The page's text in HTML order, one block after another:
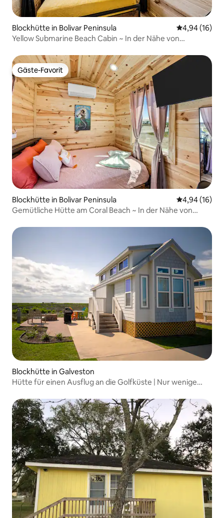
Blockhütte in Bolivar Peninsula
4,94 (16)
Yellow Submarine Beach Cabin ~ In der Nähe von
Gäste-Favorit
Gäste-Favorit
Blockhütte in Bolivar Peninsula
4,94 (16)
Gemütliche Hütte am Coral Beach ~ In der Nähe von
Blockhütte in Galveston
Hütte für einen Ausflug an die Golfküste | Nur wenige